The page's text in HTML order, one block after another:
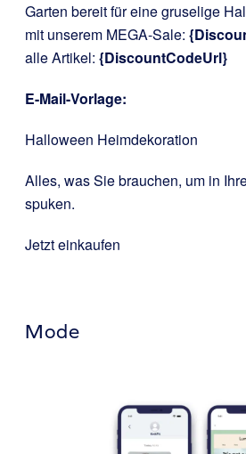
Garten bereit für eine gruselige
mit unserem MEGA-Sale:
alle Artikel: {DiscountCodeUrl}
E-Mail-Vorlage:
Halloween Heimdekoration
Alles, was Sie brauchen, um in
spuken.
Jetzt einkaufen
Mode